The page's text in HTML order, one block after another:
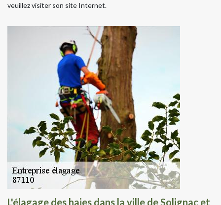
veuillez visiter son site Internet.
L'élagage des haies dans la ville de Solignac et